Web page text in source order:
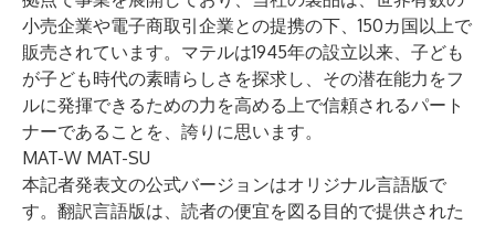
小売企業や電子商取引企業との提携の下、150カ国以上で
販売されています。マテルは1945年の設立以来、子ども
が子ども時代の素晴らしさを探求し、その潜在能力をフ
ルに発揮できるための力を高める上で信頼されるパート
ナーであることを、誇りに思います。
MAT-W MAT-SU
本記者発表文の公式バージョンはオリジナル言語版で
す。翻訳言語版は、読者の便宜を図る目的で提供された